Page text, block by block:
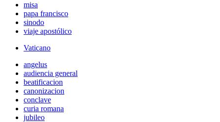
misa
papa francisco
sinodo
viaje apostólico
Vaticano
angelus
audiencia general
beatificacion
canonizacion
conclave
curia romana
jubileo